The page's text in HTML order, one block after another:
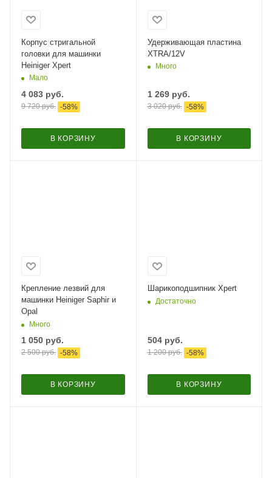
Корпус стригальной
головки для машинки
Heiniger Xpert
Мало
4 083 руб.
9 720руб. -58%
В КОРЗИНУ
Удерживающая пластина
XTRA/12V
Много
1 269руб.
3 020руб. -58%
В КОРЗИНУ
Крепление лезвий для
машинки Heiniger Saphir и
Opal
Много
1 050 руб.
2 500руб. -58%
В КОРЗИНУ
Шарикоподшипник Xpert
Достаточно
504руб.
1 200руб. -58%
В КОРЗИНУ